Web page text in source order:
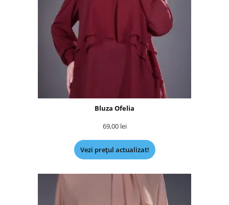
Bluza Ofelia
69,00 lei
Vezi prețul actualizat!